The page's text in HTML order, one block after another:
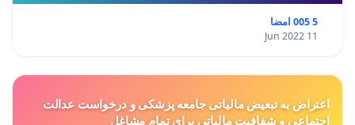
5 005 امضا
11 Jun 2022
اعتراض به تبعیض مالیاتی جامعه پزشکی و درخواست عدالت
اجتماعی و شفافیت مالیاتی برای تمام مشاغل